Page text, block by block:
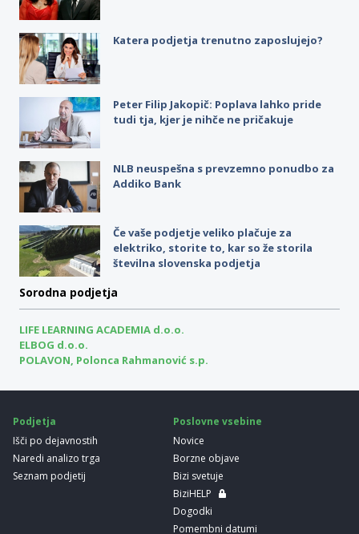
Katera podjetja trenutno zaposlujejo?
Peter Filip Jakopič: Poplava lahko pride
tudi tja, kjer je nihče ne pričakuje
NLB neuspešna s prevzemno ponudbo za
Addiko Bank
Če vaše podjetje veliko plačuje za
elektriko, storite to, kar so že storila
številna slovenska podjetja
Sorodna podjetja
LIFE LEARNING ACADEMIA d.o.o.
ELBOG d.o.o.
POLAVON, Polonca Rahmanović s.p.
Podjetja
Išči po dejavnostih
Naredi analizo trga
Seznam podjetij
Poslovne vsebine
Novice
Borzne objave
Bizi svetuje
BiziHELP
Dogodki
Pomembni datumi